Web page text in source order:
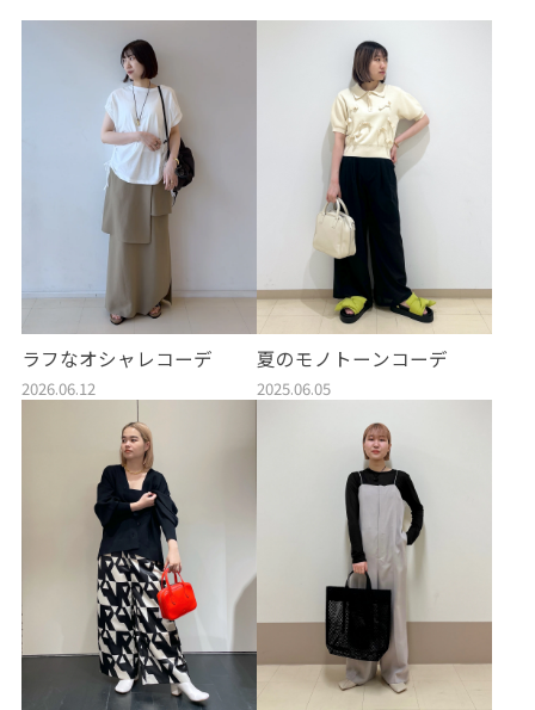
ラフなオシャレコーデ
2026.06.12
夏のモノトーンコーデ
2025.06.05